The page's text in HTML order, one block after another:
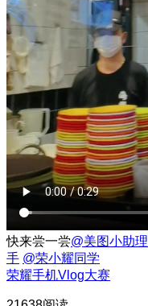
快来尝一尝@美图小助理
手 @荣小耀同学
荣耀手机Vlog大赛